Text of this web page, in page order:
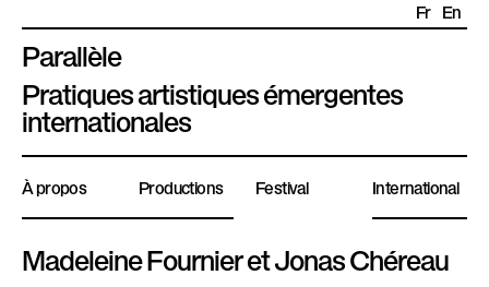
Parallèle
P
l
a
t
e
f
o
Pratiques artistiques émergentes
internationales
Fr En
À propos Productions Festival International
Madeleine Fournier et Jonas Chéreau